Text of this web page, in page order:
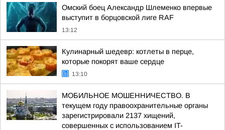
Омский боец Александр Шлеменко впервые
выступит в борцовской лиге RAF
13:12
Кулинарный шедевр: котлеты в перце,
которые покорят ваше сердце
13:10
МОБИЛЬНОЕ МОШЕННИЧЕСТВО. В
текущем году правоохранительные органы
зарегистрировали 2137 хищений,
совершенных с использованием IT-